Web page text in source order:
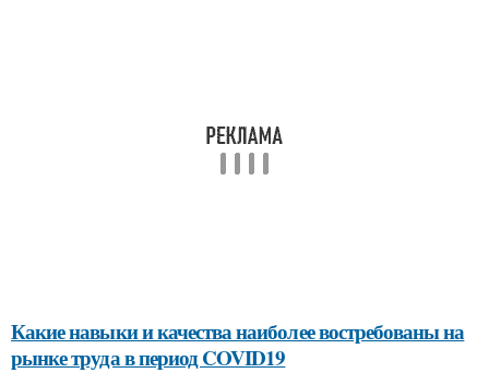
Какие навыки и качества наиболее востребованы на
рынке труда в период COVID19